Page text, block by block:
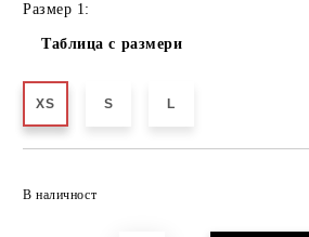
Размер 1:
Таблица с размери
XS S L
В наличност